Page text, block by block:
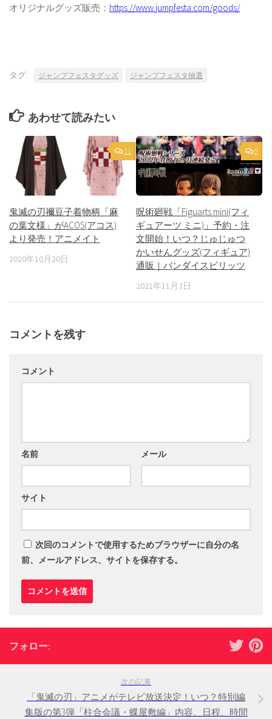
オリジナルグッズ販売： https://www.jumpfesta.com/goods/
タグ: ジャンプフェスタグッズ ジャンプフェスタ抽選
あわせて読みたい
11
鬼滅の刃禰豆子着物柄「麻
の葉文様」がACOS(アコス)
より発売！アニメイト
2020年10月20日
0
呪術廻戦「Figuarts mini(フィ
ギュアーツ ミニ)」予約・注
文開始！いつ？じゅじゅつ
かいせんグッズ(フィギュア)
通販｜バンダイスピリッツ
2021年11月3日
コメントを残す
コメント
名前 メール
サイト
次回のコメントで使用するためブラウザーに自分の名
前、メールアドレス、サイトを保存する。
フォロー:
次の記事
「鬼滅の刃」アニメがテレビ放送決定！いつ？特別編
集版の第3弾「柱合会議・蝶屋敷編」内容、日程、時間